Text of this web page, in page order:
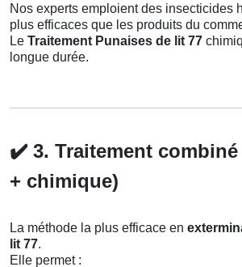
Nos experts emploient des insecticides
plus efficaces que les produits du
Le Traitement Punaises de lit 77
longue durée.
✔️ 3. Traitement
+ chimique)
La méthode la plus efficace en
lit 77.
Elle permet :